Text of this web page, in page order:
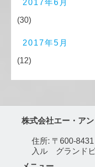
2017年6月
(30)
2017年5月
(12)
株式会社エー・ア
住所: 〒600-
入ル グランド